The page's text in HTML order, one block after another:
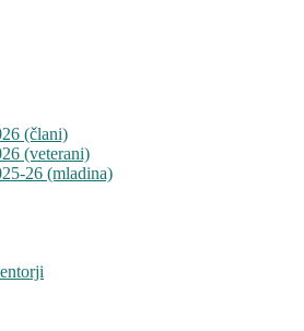
(člani)
(veterani)
26 (mladina)